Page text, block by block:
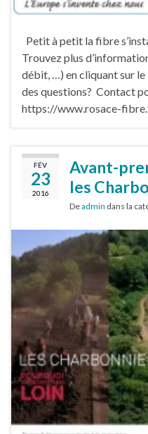
Petit à petit la fibre
Trouvez plus
débit, …) en cliquant sur
des questions? Contact
https://www.rosace-
FÉV
23
2016
Avant-
les
Deadmin dans la